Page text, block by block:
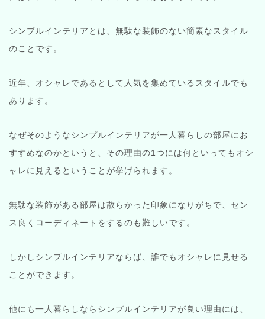
シンプルインテリアとは、無駄な装飾のない簡素なスタイル
のことです。
近年、オシャレであるとして人気を集めているスタイルでも
あります。
なぜそのようなシンプルインテリアが一人暮らしの部屋にお
すすめなのかというと、その理由の1つには何といってもオシ
ャレに見えるということが挙げられます。
無駄な装飾がある部屋は散らかった印象になりがちで、セン
ス良くコーディネートをするのも難しいです。
しかしシンプルインテリアならば、誰でもオシャレに見せる
ことができます。
他にも一人暮らしならシンプルインテリアが良い理由には、